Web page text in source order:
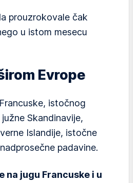
prouzrokovale čak
u istom mesecu
Evrope
istočnog
Skandinavije,
Islandije, istočne
padavine.
na jugu Francuske i u